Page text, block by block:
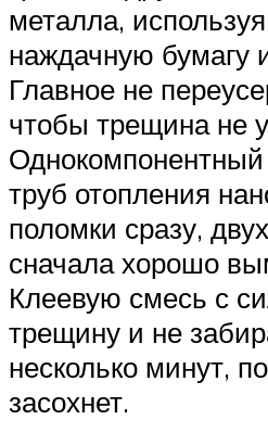
металла,
наждачную бумагу
Главное не
чтобы трещина не
Однокомпонентный
труб отопления
поломки сразу,
сначала хорошо
Клеевую смесь с
трещину и не
несколько минут,
засохнет.